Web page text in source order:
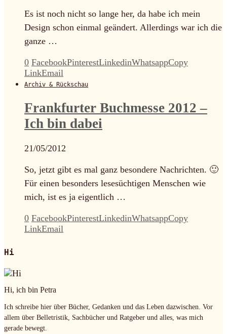
Es ist noch nicht so lange her, da habe ich mein
Design schon einmal geändert. Allerdings war ich die
ganze …
0 FacebookPinterestLinkedinWhatsappCopy
LinkEmail
Archiv & Rückschau
Frankfurter Buchmesse 2012 –
Ich bin dabei
21/05/2012
So, jetzt gibt es mal ganz besondere Nachrichten. 🙂
Für einen besonders lesesüchtigen Menschen wie
mich, ist es ja eigentlich …
0 FacebookPinterestLinkedinWhatsappCopy
LinkEmail
Hi
Hi, ich bin Petra
Ich schreibe hier über Bücher, Gedanken und das Leben dazwischen. Vor
allem über Belletristik, Sachbücher und Ratgeber und alles, was mich
gerade bewegt.